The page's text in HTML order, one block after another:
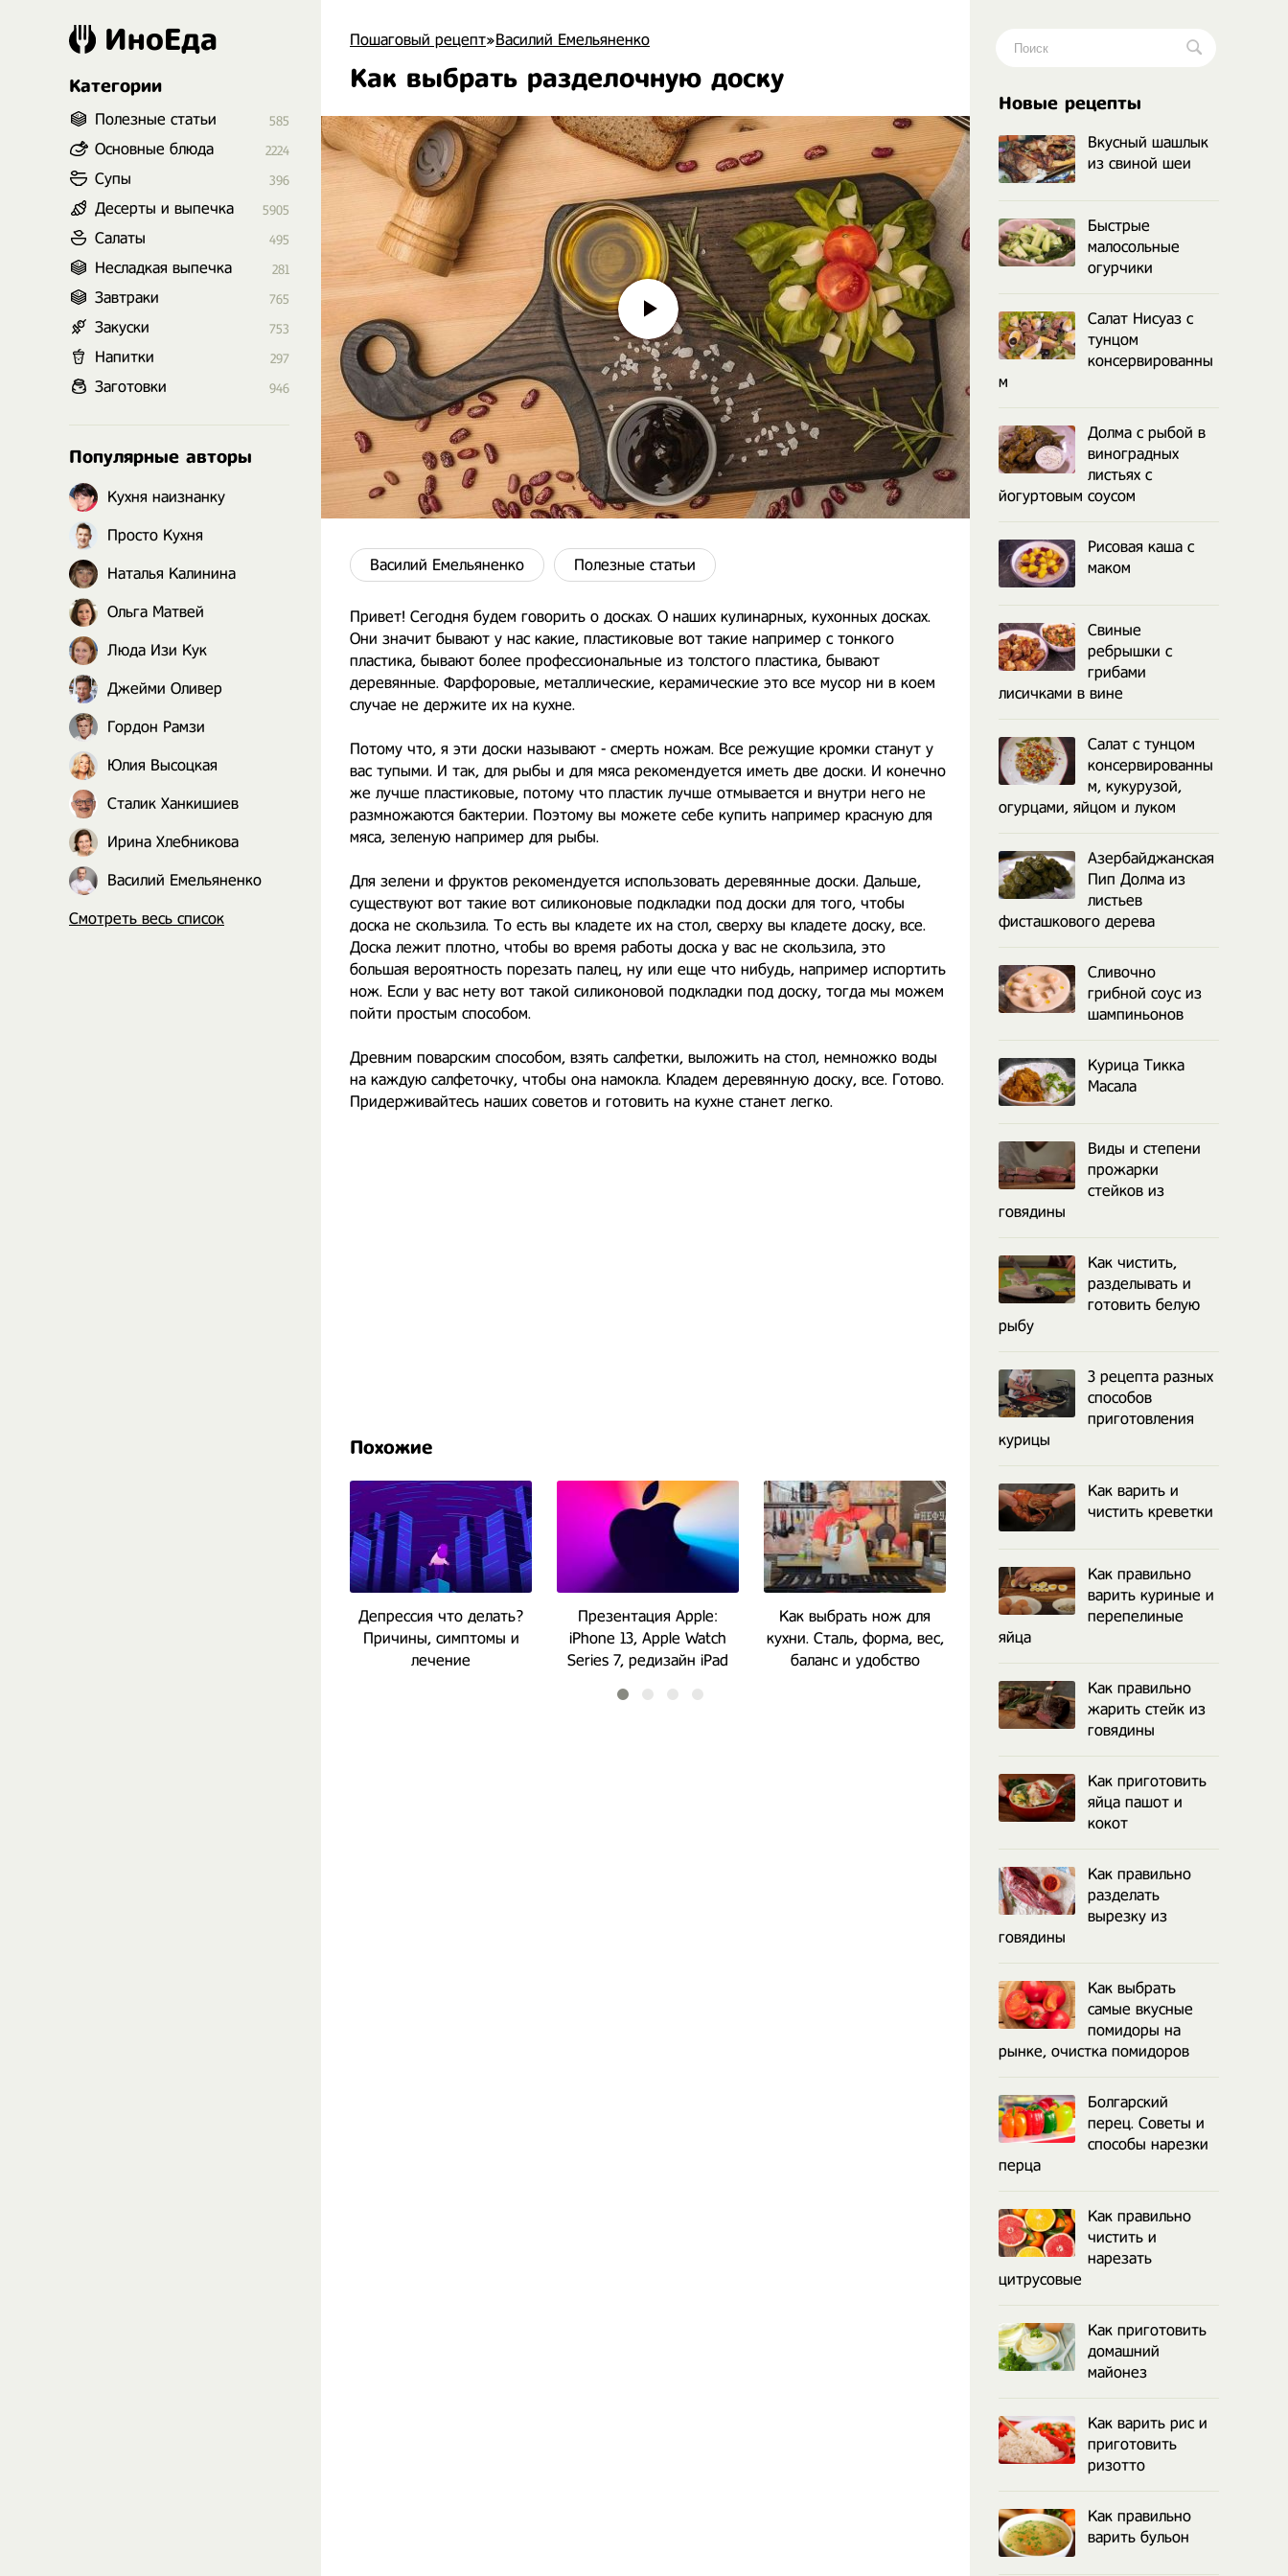
Пошаговый рецепт»Василий Емельяненко
Как выбрать разделочную доску
Василий Емельяненко Полезные статьи
Привет! Сегодня будем говорить о досках. О наших кулинарных, кухонных досках.
Они значит бывают у нас какие, пластиковые вот такие например с тонкого
пластика, бывают более профессиональные из толстого пластика, бывают
деревянные. Фарфоровые, металлические, керамические это все мусор ни в коем
случае не держите их на кухне.
Потому что, я эти доски называют - смерть ножам. Все режущие кромки станут у
вас тупыми. И так, для рыбы и для мяса рекомендуется иметь две доски. И конечно
же лучше пластиковые, потому что пластик лучше отмывается и внутри него не
размножаются бактерии. Поэтому вы можете себе купить например красную для
мяса, зеленую например для рыбы.
Для зелени и фруктов рекомендуется использовать деревянные доски. Дальше,
существуют вот такие вот силиконовые подкладки под доски для того, чтобы
доска не скользила. То есть вы кладете их на стол, сверху вы кладете доску, все.
Доска лежит плотно, чтобы во время работы доска у вас не скользила, это
большая вероятность порезать палец, ну или еще что нибудь, например испортить
нож. Если у вас нету вот такой силиконовой подкладки под доску, тогда мы можем
пойти простым способом.
Древним поварским способом, взять салфетки, выложить на стол, немножко воды
на каждую салфеточку, чтобы она намокла. Кладем деревянную доску, все. Готово.
Придерживайтесь наших советов и готовить на кухне станет легко.
Похожие
Депрессия что делать?
Причины, симптомы и
лечение
Презентация Apple:
iPhone 13, Apple Watch
Series 7, редизайн iPad
Как выбрать нож для
кухни. Сталь, форма, вес,
баланс и удобство
Как похудеть? Диета или
правильное питание?
ИноЕда
Категории
Полезные статьи 585
Основные блюда 2224
Супы 396
Десерты и выпечка 5905
Салаты 495
Несладкая выпечка 281
Завтраки 765
Закуски 753
Напитки 297
Заготовки 946
Популярные авторы
Кухня наизнанку
Просто Кухня
Наталья Калинина
Ольга Матвей
Люда Изи Кук
Джейми Оливер
Гордон Рамзи
Юлия Высоцкая
Сталик Ханкишиев
Ирина Хлебникова
Василий Емельяненко
Смотреть весь список
Новые рецепты
Вкусный шашлык
из свиной шеи
Быстрые
малосольные
огурчики
Салат Нисуаз с
тунцом
консервированны
м
Долма с рыбой в
виноградных
листьях с
йогуртовым соусом
Рисовая каша с
маком
Свиные
ребрышки с
грибами
лисичками в вине
Салат с тунцом
консервированны
м, кукурузой,
огурцами, яйцом и луком
Азербайджанская
Пип Долма из
листьев
фисташкового дерева
Сливочно
грибной соус из
шампиньонов
Курица Тикка
Масала
Виды и степени
прожарки
стейков из
говядины
Как чистить,
разделывать и
готовить белую
рыбу
3 рецепта разных
способов
приготовления
курицы
Как варить и
чистить креветки
Как правильно
варить куриные и
перепелиные
яйца
Как правильно
жарить стейк из
говядины
Как приготовить
яйца пашот и
кокот
Как правильно
разделать
вырезку из
говядины
Как выбрать
самые вкусные
помидоры на
рынке, очистка помидоров
Болгарский
перец. Советы и
способы нарезки
перца
Как правильно
чистить и
нарезать
цитрусовые
Как приготовить
домашний
майонез
Как варить рис и
приготовить
ризотто
Как правильно
варить бульон